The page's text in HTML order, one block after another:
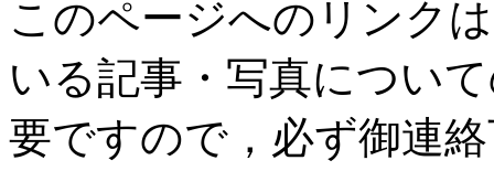
このページへのリンク
いる記事・写真につい
要ですので，必ず御連